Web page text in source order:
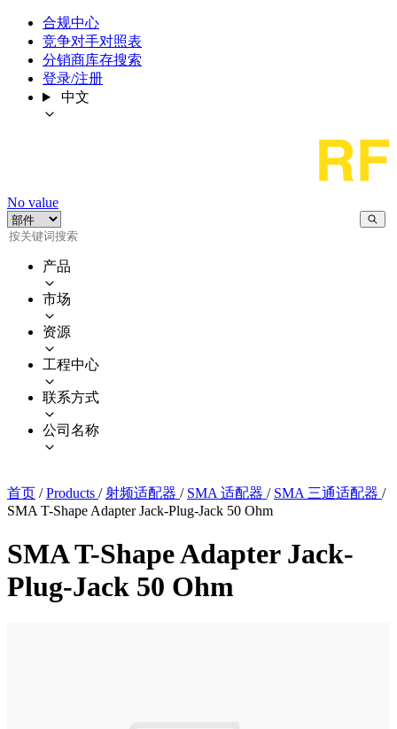
合规中心
竞争对手对照表
分销商库存搜索
登录/注册
中文
No value
产品
市场
资源
工程中心
联系方式
公司名称
首页 / Products / 射频适配器 / SMA 适配器 / SMA 三通适配器 /
SMA T-Shape Adapter Jack-Plug-Jack 50 Ohm
SMA T-Shape Adapter Jack-
Plug-Jack 50 Ohm